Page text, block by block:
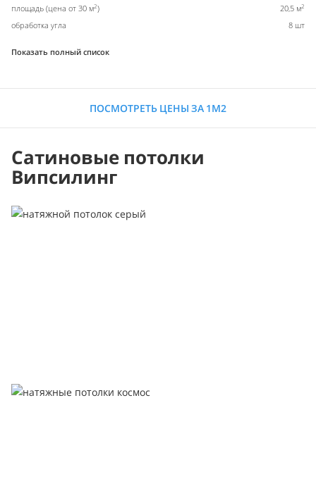
площадь (цена от 30 м2) 20,5 м2
обработка угла 8 шт
Показать полный список
ПОСМОТРЕТЬ ЦЕНЫ ЗА 1М2
Сатиновые потолки
Випсилинг